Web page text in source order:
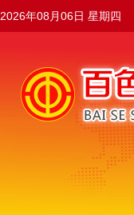
2026年08月06日 星期四